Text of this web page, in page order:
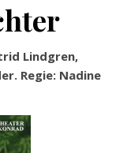
Lindgren,
Regie: Nadine